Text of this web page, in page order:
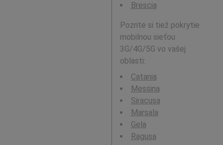
Brescia
Pozrite si tiež pokrytie
mobilnou sieťou
3G/4G/5G vo vašej
oblasti:
Catania
Messina
Siracusa
Marsala
Gela
Ragusa